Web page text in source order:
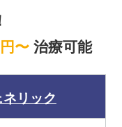
〜 治療可能
リック